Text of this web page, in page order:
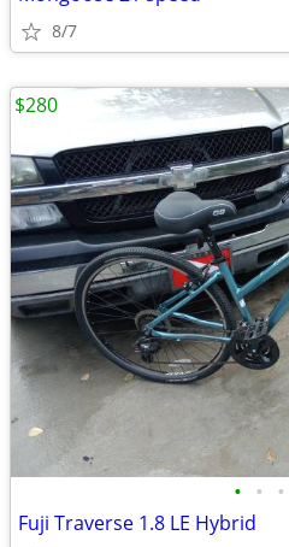
8/7
• • •
Fuji Traverse 1.8 LE Hybrid
$280